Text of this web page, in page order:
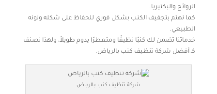
الروائح والبكتيريا.
كما نهتم بتجفيف الكنب بشكل فوري للحفاظ على شكله ولونه
الطبيعي.
خدماتنا تضمن لك كنبًا نظيفًا ومتعطرًا يدوم طويلاً، ولهذا نصنف
كـ أفضل شركة تنظيف كنب بالرياض.
شركة تنظيف كنب بالرياض